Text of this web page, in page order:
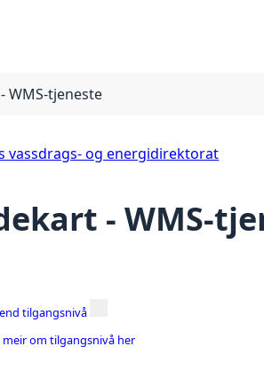
WMS-tjeneste
vassdrags- og energidirektorat
- WMS-
tilgangsnivå
meir om tilgangsnivå her